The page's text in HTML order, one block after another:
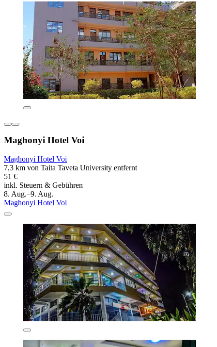
Maghonyi Hotel Voi
Maghonyi Hotel Voi
7,3 km von Taita Taveta University entfernt
51 €
inkl. Steuern & Gebühren
8. Aug.–9. Aug.
Maghonyi Hotel Voi